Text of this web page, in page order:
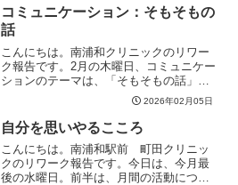
で意見を出し合ってフォロ...
コミュニケーション：そもそもの
話
こんにちは。南浦和クリニックのリワー
ク報告です。2月の木曜日、コミュニケー
ションのテーマは、「そもそもの話」で
す。そもそも、私たちはなんのためにコ
ミュニケーションする？考えてみたこ
と、あまりないかもしれません。「コミ
ュニケーションできた」と...
2026年02月05日
自分を思いやるこころ
こんにちは。南浦和駅前 町田クリニッ
クのリワーク報告です。今日は、今月最
後の水曜日。前半は、月間の活動につい